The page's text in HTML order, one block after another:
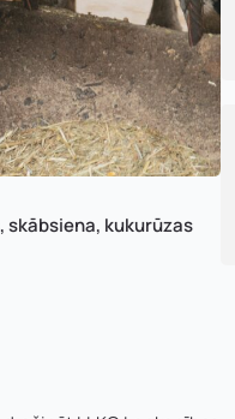
kukurūzas